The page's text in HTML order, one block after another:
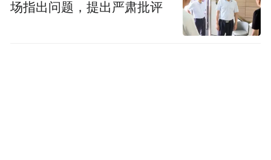
场指出问题，提出严肃批评